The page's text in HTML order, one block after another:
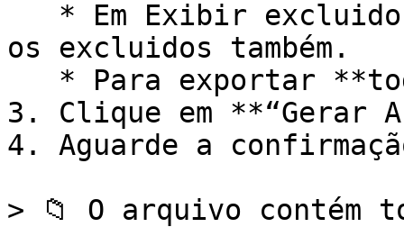
os excluidos também.
3. Clique em **“Gerar
4. Aguarde a
> 📁 O arquivo contém